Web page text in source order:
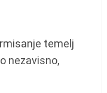
temelj
nezavisno,